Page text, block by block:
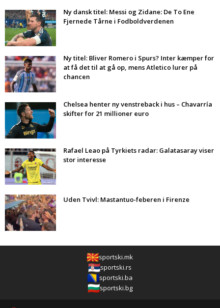
Ny dansk titel: Messi og Zidane: De To Ene
Fjernede Tårne i Fodboldverdenen
Ny titel: Bliver Romero i Spurs? Inter kæmper for
at få det til at gå op, mens Atletico lurer på
chancen
Chelsea henter ny venstreback i hus – Chavarría
skifter for 21 millioner euro
Rafael Leao på Tyrkiets radar: Galatasaray viser
stor interesse
Uden Tvivl: Mastantuo-feberen i Firenze
sportski.mk
sportski.rs
sportski.ba
sportski.bg